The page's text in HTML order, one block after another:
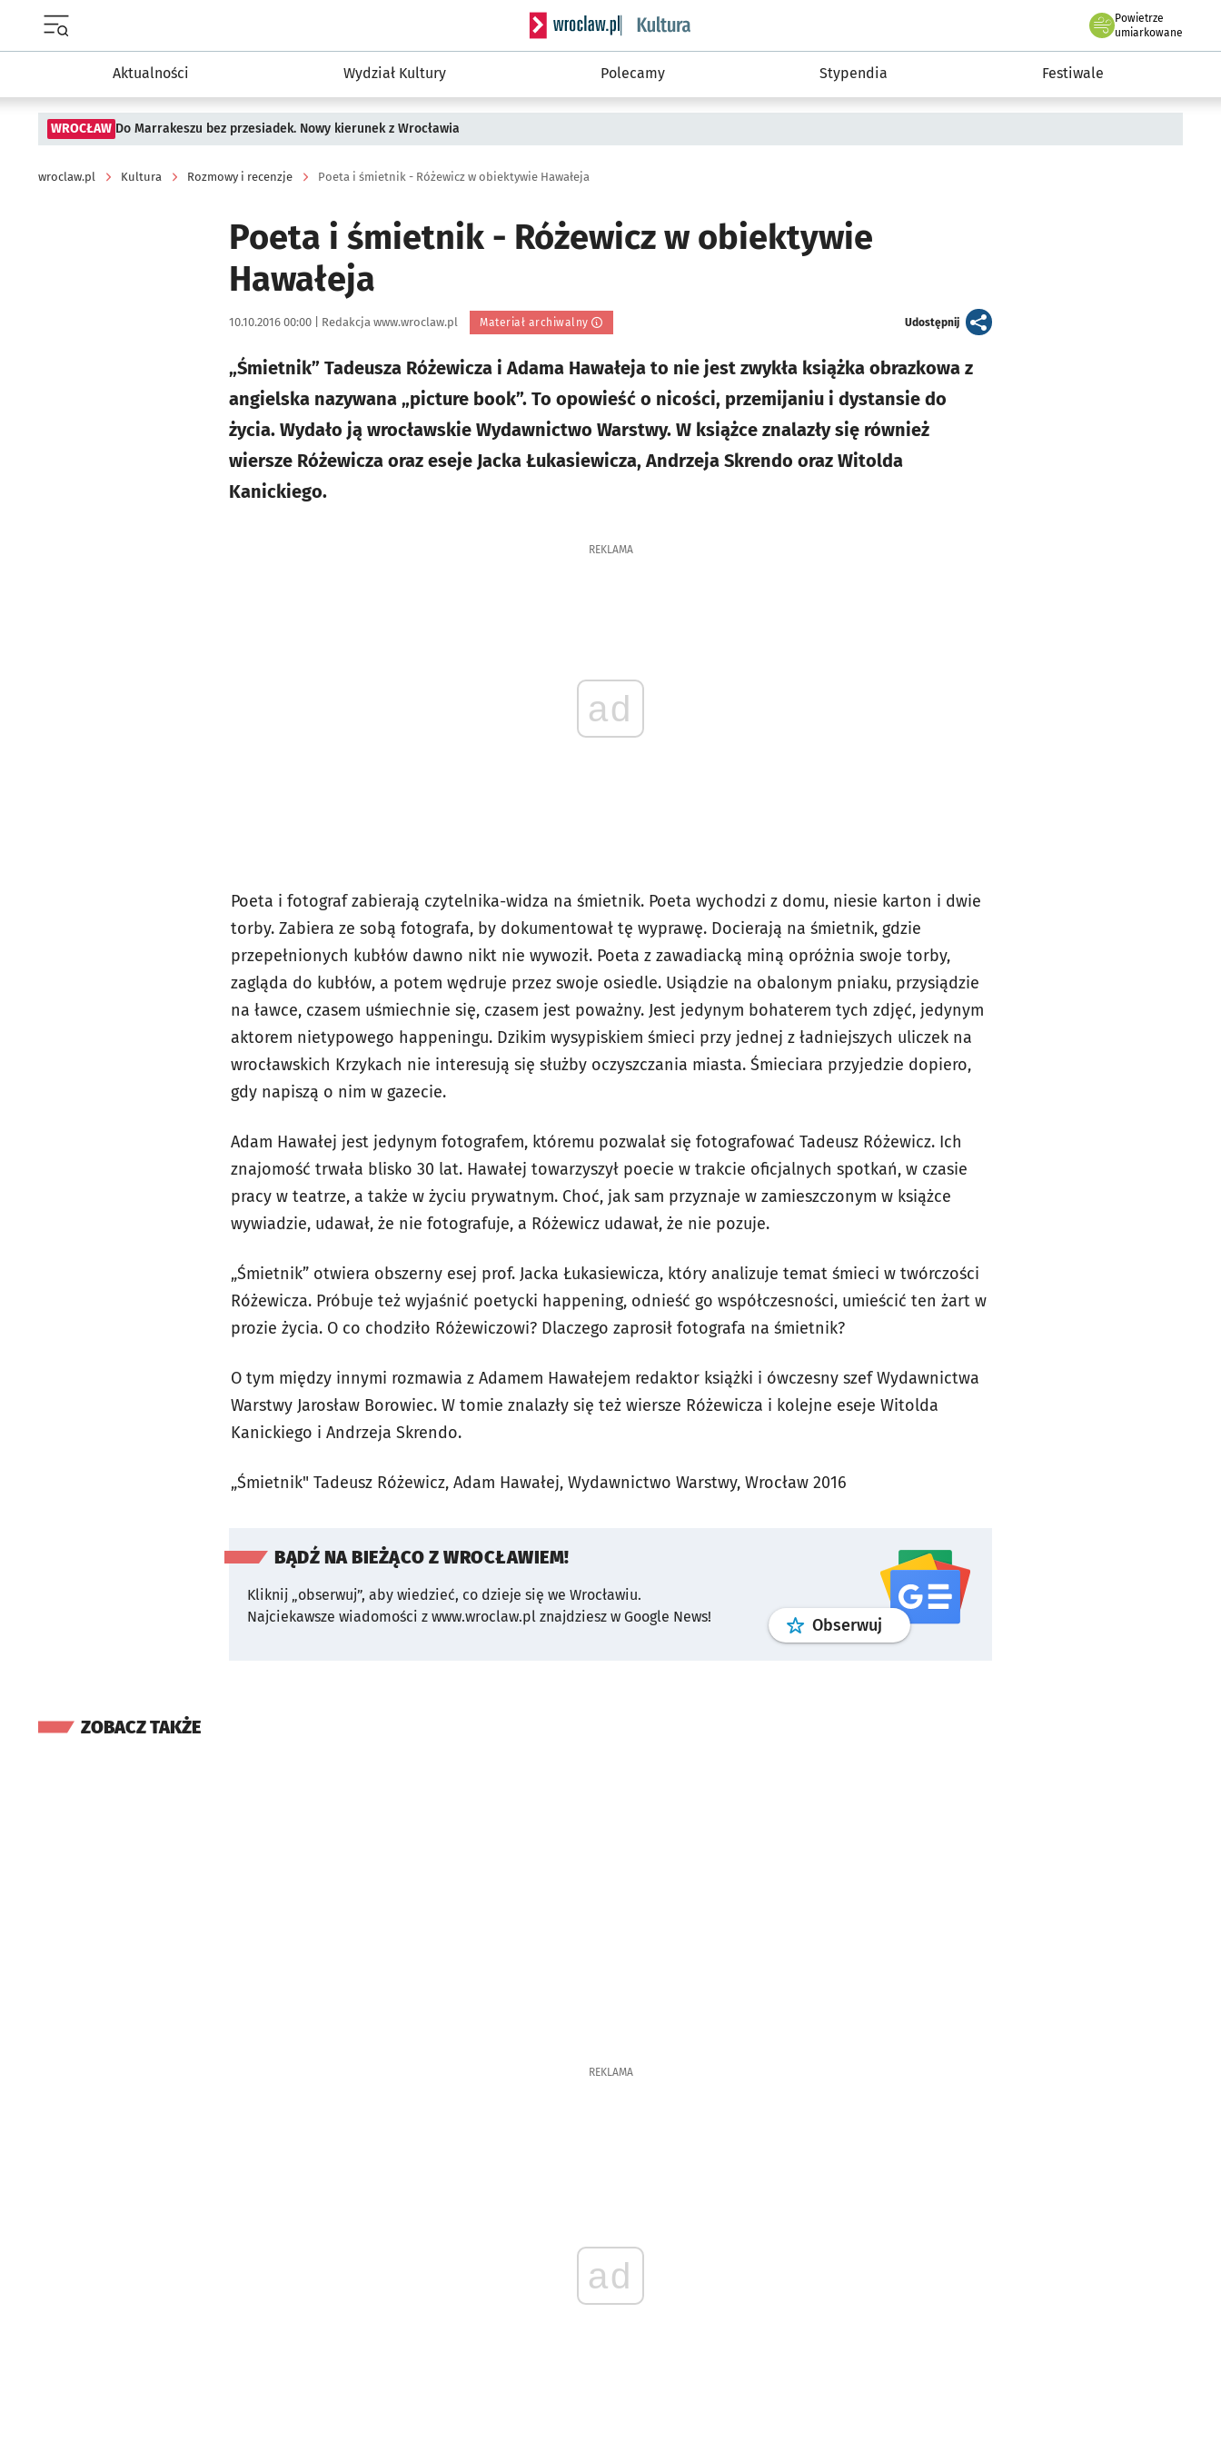
Serwis informacyjny wroclaw.pl podserwis: Kultura
Powietrze
we Wrocławiu
umiarkowane
Aktualności Wydział Kultury Polecamy Stypendia Festiwale
WROCŁAW Do Marrakeszu bez przesiadek. Nowy kierunek z Wrocławia
wroclaw.pl Kultura Rozmowy i recenzje Poeta i śmietnik - Różewicz w obiektywie Hawałeja
Poeta i śmietnik - Różewicz w obiektywie
Hawałeja
Data publikacji:
10.10.2016 00:00 | Autor:
Redakcja www.wroclaw.pl Materiał archiwalny Udostępnijartykuł
„Śmietnik” Tadeusza Różewicza i Adama Hawałeja to nie jest zwykła książka obrazkowa z
angielska nazywana „picture book”. To opowieść o nicości, przemijaniu i dystansie do
życia. Wydało ją wrocławskie Wydawnictwo Warstwy. W książce znalazły się również
wiersze Różewicza oraz eseje Jacka Łukasiewicza, Andrzeja Skrendo oraz Witolda
Kanickiego.
REKLAMA
ad
Poeta i fotograf zabierają czytelnika-widza na śmietnik. Poeta wychodzi z domu, niesie karton i dwie
torby. Zabiera ze sobą fotografa, by dokumentował tę wyprawę. Docierają na śmietnik, gdzie
przepełnionych kubłów dawno nikt nie wywoził. Poeta z zawadiacką miną opróżnia swoje torby,
zagląda do kubłów, a potem wędruje przez swoje osiedle. Usiądzie na obalonym pniaku, przysiądzie
na ławce, czasem uśmiechnie się, czasem jest poważny. Jest jedynym bohaterem tych zdjęć, jedynym
aktorem nietypowego happeningu. Dzikim wysypiskiem śmieci przy jednej z ładniejszych uliczek na
wrocławskich Krzykach nie interesują się służby oczyszczania miasta. Śmieciara przyjedzie dopiero,
gdy napiszą o nim w gazecie.
Adam Hawałej jest jedynym fotografem, któremu pozwalał się fotografować Tadeusz Różewicz. Ich
znajomość trwała blisko 30 lat. Hawałej towarzyszył poecie w trakcie oficjalnych spotkań, w czasie
pracy w teatrze, a także w życiu prywatnym. Choć, jak sam przyznaje w zamieszczonym w książce
wywiadzie, udawał, że nie fotografuje, a Różewicz udawał, że nie pozuje.
„Śmietnik” otwiera obszerny esej prof. Jacka Łukasiewicza, który analizuje temat śmieci w twórczości
Różewicza. Próbuje też wyjaśnić poetycki happening, odnieść go współczesności, umieścić ten żart w
prozie życia. O co chodziło Różewiczowi? Dlaczego zaprosił fotografa na śmietnik?
O tym między innymi rozmawia z Adamem Hawałejem redaktor książki i ówczesny szef Wydawnictwa
Warstwy Jarosław Borowiec. W tomie znalazły się też wiersze Różewicza i kolejne eseje Witolda
Kanickiego i Andrzeja Skrendo.
„Śmietnik" Tadeusz Różewicz, Adam Hawałej, Wydawnictwo Warstwy, Wrocław 2016
BĄDŹ NA BIEŻĄCO Z WROCŁAWIEM!
Kliknij „obserwuj”, aby wiedzieć, co dzieje się we Wrocławiu.
Najciekawsze wiadomości z www.wroclaw.pl znajdziesz w Google News!
Obserwuj profilgoogle news
ZOBACZ TAKŻE
REKLAMA
ad